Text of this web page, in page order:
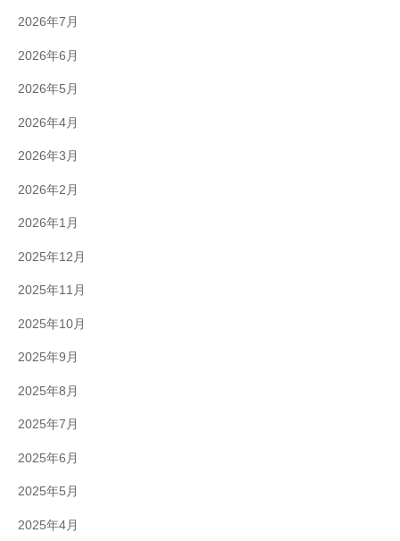
2026年7月
2026年6月
2026年5月
2026年4月
2026年3月
2026年2月
2026年1月
2025年12月
2025年11月
2025年10月
2025年9月
2025年8月
2025年7月
2025年6月
2025年5月
2025年4月